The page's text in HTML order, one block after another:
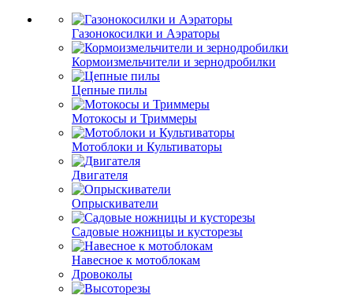
Газонокосилки и Аэраторы
Кормоизмельчители и зернодробилки
Цепные пилы
Мотокосы и Триммеры
Мотоблоки и Культиваторы
Двигателя
Опрыскиватели
Садовые ножницы и кусторезы
Навесное к мотоблокам
Дровоколы